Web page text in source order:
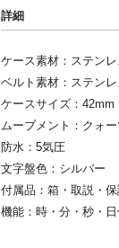
詳細
ケース素材：ステン
ベルト素材：ステン
ケースサイズ：42mm
ムーブメント：クォー
防水：5気圧
文字盤色：シルバー
付属品：箱・取説・
機能：時・分・秒・日